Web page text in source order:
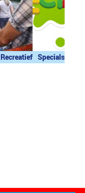
Recreatief Specials